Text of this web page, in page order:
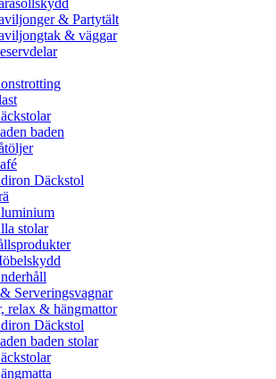
& Partytält
& väggar
baden
Däckstol
stolar
Serveringsvagnar
relax & hängmattor
Däckstol
baden stolar